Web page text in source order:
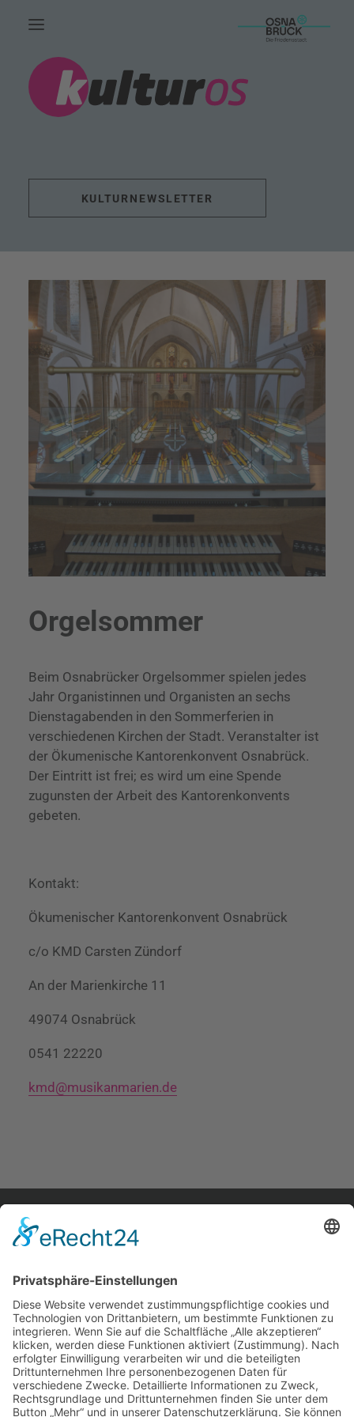
HOME.
AKTUELLES.
FÖRDERUNG.
KONTAKT.
SUCHE
KULTURNEWSLETTER
Orgelsommer
Beim Osnabrücker Orgelsommer spielen jedes
Jahr Organistinnen und Organisten an sechs
Dienstagabenden in den Sommerferien in
verschiedenen Kirchen der Stadt. Veranstalter ist
der Ökumenische Kantorenkonvent Osnabrück.
Der Eintritt ist frei; es wird um eine Spende
zugunsten der Arbeit des Kantorenkonvents
gebeten.
Kontakt:
Ökumenischer Kantorenkonvent Osnabrück
c/o KMD Carsten Zündorf
An der Marienkirche 11
49074 Osnabrück
0541 22220
kmd@musikanmarien.de
home.
aktuelles.
leute.